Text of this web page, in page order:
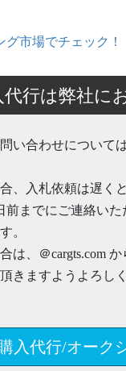
市場でチェック！
行は弊社に
い合わせについて
、入札依頼は遅く
前までにご連絡いた
。
は、＠cargts.com か
きますようよろし
入代行/オーク